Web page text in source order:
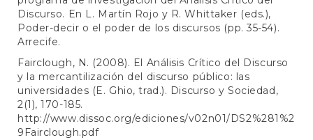
Discurso. En L. Martín Rojo y R. Whittaker (eds.),
Poder-decir o el poder de los discursos (pp. 35-54).
Arrecife.
Fairclough, N. (2008). El Análisis Crítico del Discurso
y la mercantilización del discurso público: las
universidades (E. Ghio, trad.). Discurso y Sociedad,
2(1), 170-185.
http://www.dissoc.org/ediciones/v02n01/DS2%281%2
9Fairclough.pdf